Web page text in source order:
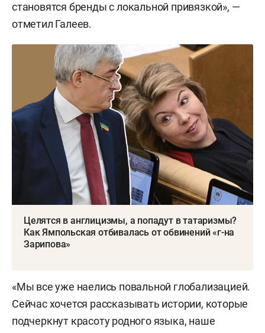
становятся бренды с локальной привязкой», —
отметил Галеев.
Целятся в англицизмы, а попадут в татаризмы?
Как Ямпольская отбивалась от обвинений «г-на
Зарипова»
«Мы все уже наелись повальной глобализацией.
Сейчас хочется рассказывать истории, которые
подчеркнут красоту родного языка, наше